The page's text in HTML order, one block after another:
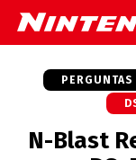
N-Blast